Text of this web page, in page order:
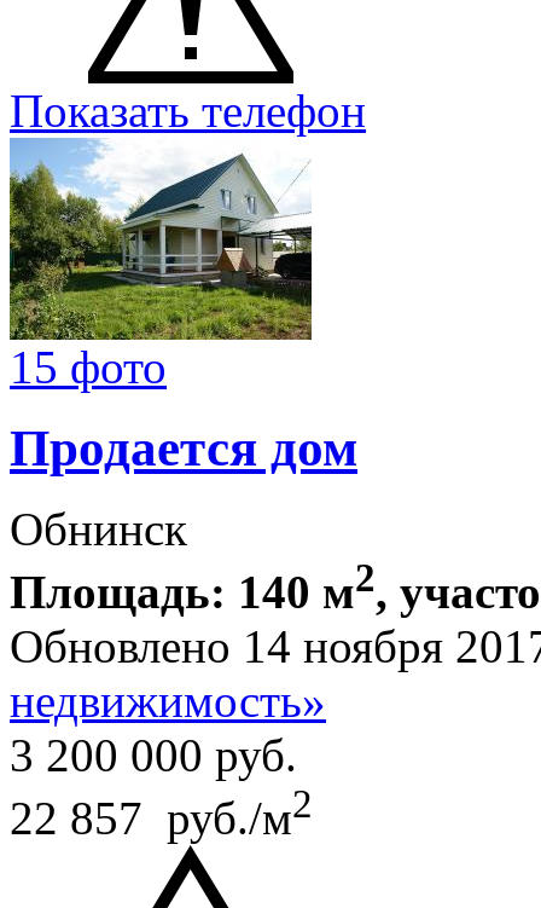
Показать телефон
15 фото
Продается дом
Обнинск
Площадь: 140 м2,
Обновлено 14 ноября
недвижимость»
3 200 000 руб.
22 857 руб./м2